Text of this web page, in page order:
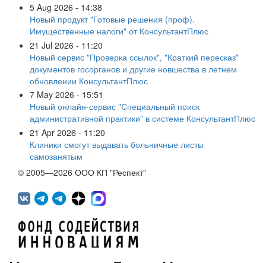
5 Aug 2026 - 14:38
Новый продукт "Готовые решения (проф).
Имущественные налоги" от КонсультантПлюс
21 Jul 2026 - 11:20
Новый сервис "Проверка ссылок", "Краткий пересказ"
документов госорганов и другие новшества в летнем
обновлении КонсультантПлюс
7 May 2026 - 15:51
Новый онлайн-сервис "Специальный поиск
административной практики" в системе КонсультантПлюс
21 Apr 2026 - 11:20
Клиники смогут выдавать больничные листы
самозанятым
© 2005—2026 ООО КП "Респект"